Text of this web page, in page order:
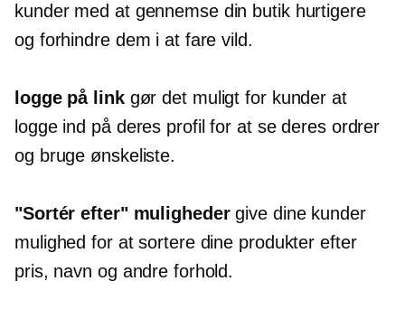
kunder med at gennemse din butik hurtigere
og forhindre dem i at fare vild.
logge pålinkgør det muligt for kunder at
logge ind på deres profil for at se deres ordrer
og bruge ønskeliste.
"Sortér efter" mulighedergive dine kunder
mulighed for at sortere dine produkter efter
pris, navn og andre forhold.